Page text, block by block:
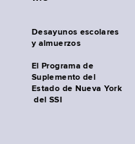
Desayunos escolares
y almuerzos
El Programa de
Suplemento del
Estado de Nueva York
del SSI